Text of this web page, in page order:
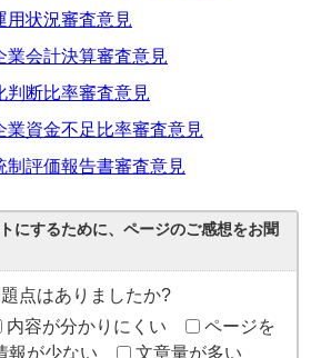
用状況審査意見
業会計決算審査意見
判断比率審査意見
業資金不足比率審査意見
制評価報告書審査意見
にするために、ページのご感想をお聞
点はありましたか?
内容が分かりにくい
ページを
報が少ない 文章量が多い